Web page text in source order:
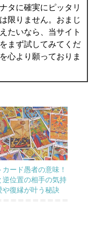
タに確実にピッタリ
限りません。おまじ
たいなら、当サイト
まず試してみてくだ
心より願っておりま
カード愚者の意味！
逆位置の相手の気持
や復縁が叶う秘訣